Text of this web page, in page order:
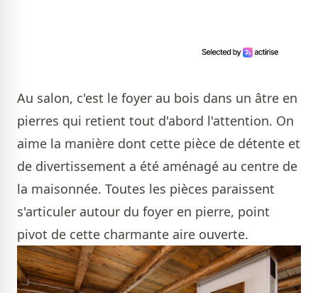
Au salon, c'est le foyer au bois dans un âtre en
pierres qui retient tout d'abord l'attention. On
aime la manière dont cette pièce de détente et
de divertissement a été aménagé au centre de
la maisonnée. Toutes les pièces paraissent
s'articuler autour du foyer en pierre, point
pivot de cette charmante aire ouverte.